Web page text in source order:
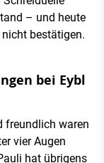
– und heute
bestätigen.
bei Eybl
freundlich waren
vier Augen
hat übrigens